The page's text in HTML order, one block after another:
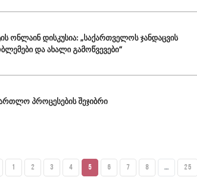
ონლაინ დისკუსია: „საქართველოს ჯანდაცვის
და ახალი გამოწვევები“
პროცესების შეჯიბრი
1 2 3 4 5 6 7 8 ... 25